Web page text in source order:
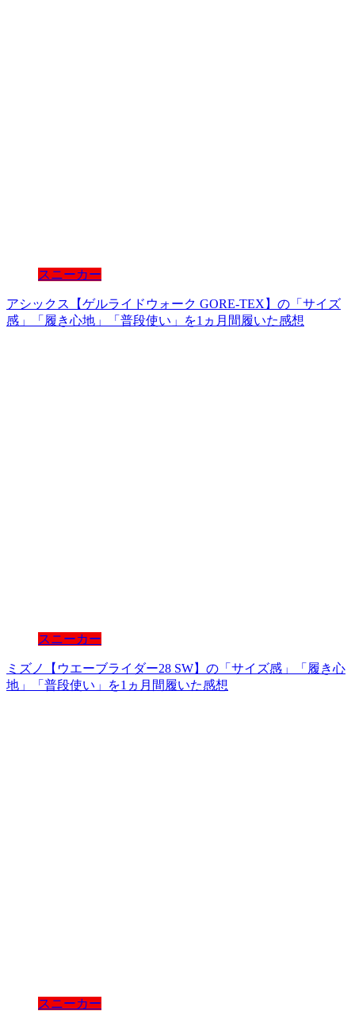
スニーカー
アシックス【ゲルライドウォーク GORE-TEX】の「サイズ
感」「履き心地」「普段使い」を1ヵ月間履いた感想
スニーカー
ミズノ【ウエーブライダー28 SW】の「サイズ感」「履き心
地」「普段使い」を1ヵ月間履いた感想
スニーカー